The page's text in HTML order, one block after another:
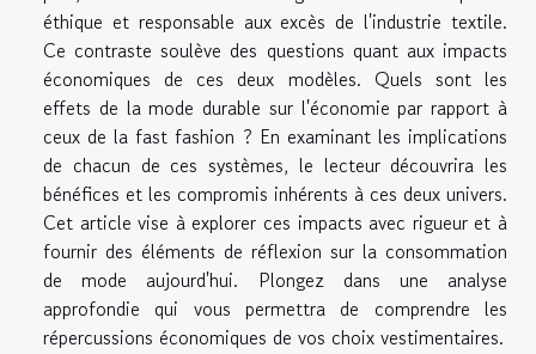
éthique et responsable aux excès de l'industrie textile.
Ce contraste soulève des questions quant aux impacts
économiques de ces deux modèles. Quels sont les
effets de la mode durable sur l'économie par rapport à
ceux de la fast fashion ? En examinant les implications
de chacun de ces systèmes, le lecteur découvrira les
bénéfices et les compromis inhérents à ces deux univers.
Cet article vise à explorer ces impacts avec rigueur et à
fournir des éléments de réflexion sur la consommation
de mode aujourd'hui. Plongez dans une analyse
approfondie qui vous permettra de comprendre les
répercussions économiques de vos choix vestimentaires.